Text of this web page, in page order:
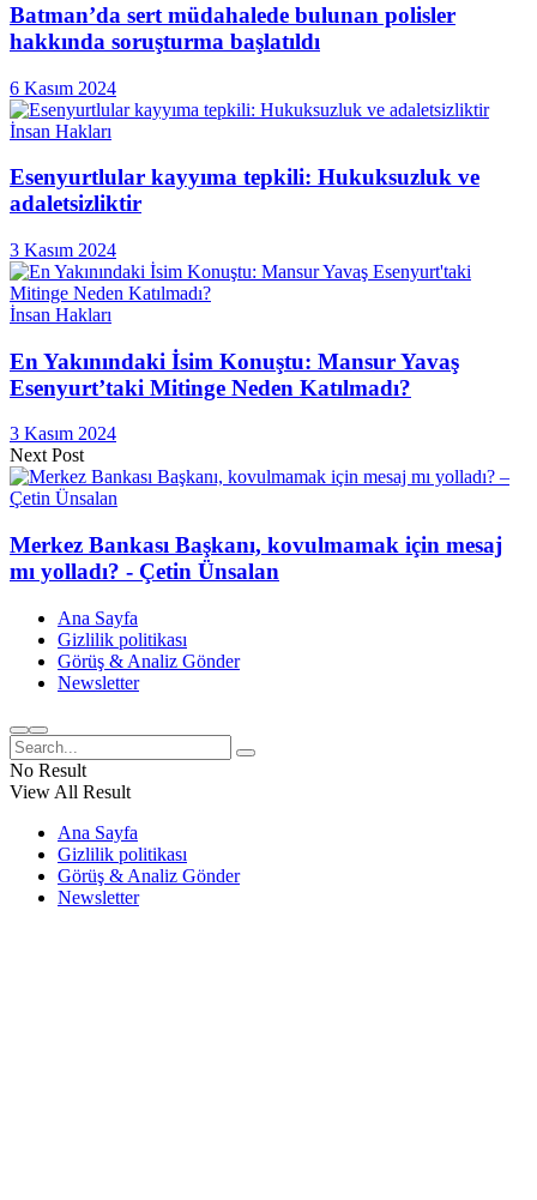
Batman’da sert müdahalede bulunan polisler
hakkında soruşturma başlatıldı
6 Kasım 2024
İnsan Hakları
Esenyurtlular kayyıma tepkili: Hukuksuzluk ve
adaletsizliktir
3 Kasım 2024
İnsan Hakları
En Yakınındaki İsim Konuştu: Mansur Yavaş
Esenyurt’taki Mitinge Neden Katılmadı?
3 Kasım 2024
Next Post
Merkez Bankası Başkanı, kovulmamak için mesaj
mı yolladı? - Çetin Ünsalan
Ana Sayfa
Gizlilik politikası
Görüş & Analiz Gönder
Newsletter
No Result
View All Result
Ana Sayfa
Gizlilik politikası
Görüş & Analiz Gönder
Newsletter